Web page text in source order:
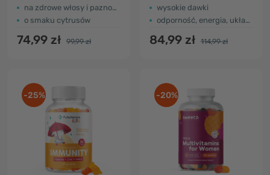
na zdrowe włosy i paznokcie
o smaku cytrusów
74,99 zł 99,99 zł
wysokie dawki
odporność, energia, układ nerwowy
84,99 zł 114,99 zł
-25% -20%